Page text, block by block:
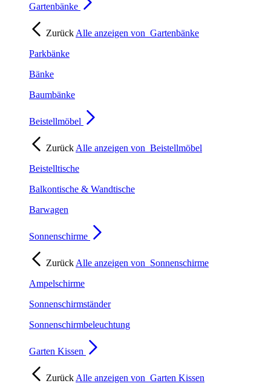
Gartenbänke
Zurück Alle anzeigen von Gartenbänke
Parkbänke
Bänke
Baumbänke
Beistellmöbel
Zurück Alle anzeigen von Beistellmöbel
Beistelltische
Balkontische & Wandtische
Barwagen
Sonnenschirme
Zurück Alle anzeigen von Sonnenschirme
Ampelschirme
Sonnenschirmständer
Sonnenschirmbeleuchtung
Garten Kissen
Zurück Alle anzeigen von Garten Kissen